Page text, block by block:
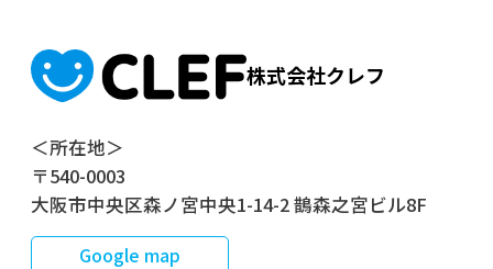
株式会社クレフ
＜所在地＞
〒540-0003
大阪市中央区森ノ宮中央1-14-2 鵲森之宮ビル8F
Google map